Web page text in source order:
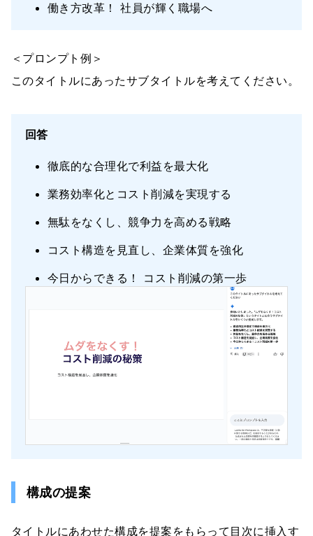
働き方改革！ 社員が輝く職場へ
＜プロンプト例＞
このタイトルにあったサブタイトルを考えてください。
回答
徹底的な合理化で利益を最大化
業務効率化とコスト削減を実現する
無駄をなくし、競争力を高める戦略
コスト構造を見直し、企業体質を強化
今日からできる！ コスト削減の第一歩
構成の提案
タイトルにあわせた構成を提案をもらって目次に挿入す